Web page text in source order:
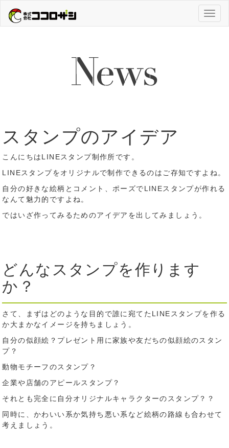
スタンプのアイデア
こんにちはLINEスタンプ制作所です。
LINEスタンプをオリジナルで制作できるのはご存知ですよね。
自分の好きな絵柄とコメント、ポーズでLINEスタンプが作れる
なんて魅力的ですよね。
ではいざ作ってみるためのアイデアを出してみましょう。
どんなスタンプを作ります
か？
さて、まずはどのような目的で誰に宛てたLINEスタンプを作る
か大まかなイメージを持ちましょう。
自分の似顔絵？プレゼント用に家族や友だちの似顔絵のスタン
プ？
動物モチーフのスタンプ？
企業や店舗のアピールスタンプ？
それとも完全に自分オリジナルキャラクターのスタンプ？？
同時に、かわいい系か気持ち悪い系など絵柄の路線も合わせて
考えましょう。